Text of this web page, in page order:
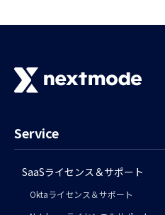
Service
SaaSライセンス＆サポート
Oktaライセンス＆サポート